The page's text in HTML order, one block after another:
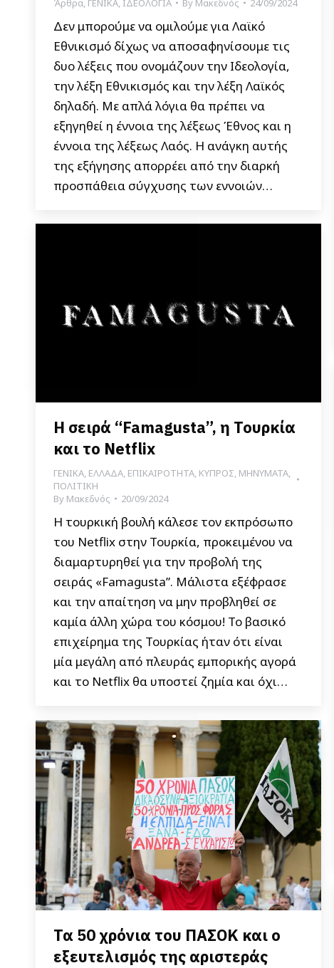
Δεν μπορούμε να ομιλούμε για Λαϊκό
Εθνικισμό δίχως να αποσαφηνίσουμε τις
δυο λέξεις που ονομάζουν την Ιδεολογία,
την λέξη Εθνικισμός και την λέξη Λαϊκός
δηλαδή. Με απλά λόγια θα πρέπει να
εξηγηθεί η έννοια της λέξεως Έθνος και η
έννοια της λέξεως Λαός. Η ανάγκη αυτής
της εξήγησης απορρέει από την διαρκή
προσπάθεια σύγχυσης των εννοιών…
Η σειρά “Famagusta”, η Τουρκία
και το Netflix
ΓΕΝΙΚΑ, ΕΛΛΑΔΑ, ΕΠΙΚΑΙΡΟΤΗΤΑ, ΚΥΠΡΟΣ, ΜΗΝΥΜΑΤΑ,
ΠΟΛΙΤΙΚΗ
By Μακεδνός 20/09/2024
Η τουρκική βουλή κάλεσε τον εκπρόσωπο
του Netflix στην Τουρκία, προκειμένου να
διαμαρτυρηθεί για την προβολή της
σειράς «Famagusta”. Μάλιστα εξέφρασε
και την απαίτηση να μην προβληθεί σε
καμία άλλη χώρα του κόσμου! Το βασικό
επιχείρημα της Τουρκίας ήταν ότι είναι
μία μεγάλη από πλευράς εμπορικής αγορά
και το Netflix θα υποστεί ζημία και όχι…
Τα 50 χρόνια του ΠΑΣΟΚ και ο
εξευτελισμός της αριστεράς